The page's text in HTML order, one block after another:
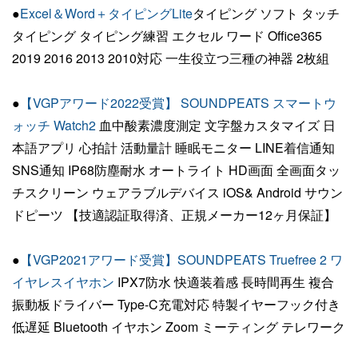
●Excel＆Word＋タイピングLiteタイピング ソフト タッチ
タイピング タイピング練習 エクセル ワード Office365
2019 2016 2013 2010対応 一生役立つ三種の神器 2枚組
● 【VGPアワード2022受賞】 SOUNDPEATS スマートウ
ォッチ Watch2 血中酸素濃度測定 文字盤カスタマイズ 日
本語アプリ 心拍計 活動量計 睡眠モニター LINE着信通知
SNS通知 IP68防塵耐水 オートライト HD画面 全画面タッ
チスクリーン ウェアラブルデバイス iOS& Android サウン
ドピーツ 【技適認証取得済、正規メーカー12ヶ月保証】
● 【VGP2021アワード受賞】SOUNDPEATS Truefree 2 ワ
イヤレスイヤホン IPX7防水 快適装着感 長時間再生 複合
振動板ドライバー Type-C充電対応 特製イヤーフック付き
低遅延 Bluetooth イヤホン Zoom ミーティング テレワーク